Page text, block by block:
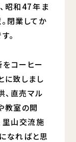
昭和47年ま
閉業してか
。
コーヒー
に致しまし
、直売マル
教室の開
里山交流施
なればと思